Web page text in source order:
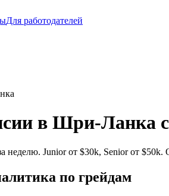
Для работодателей
в Шри-Ланка с
неделю. Junior от $30k, Senior от $50k.
по грейдам